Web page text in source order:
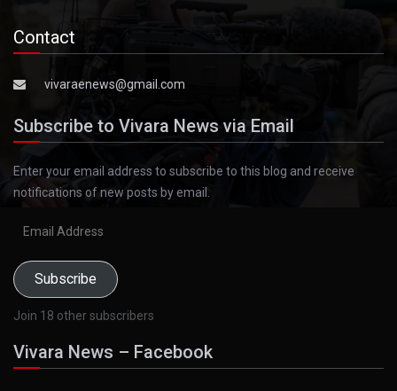
Contact
vivaraenews@gmail.com
Subscribe to Vivara News via Email
Enter your email address to subscribe to this blog and receive
notifications of new posts by email.
Subscribe
Join 18 other subscribers
Vivara News – Facebook